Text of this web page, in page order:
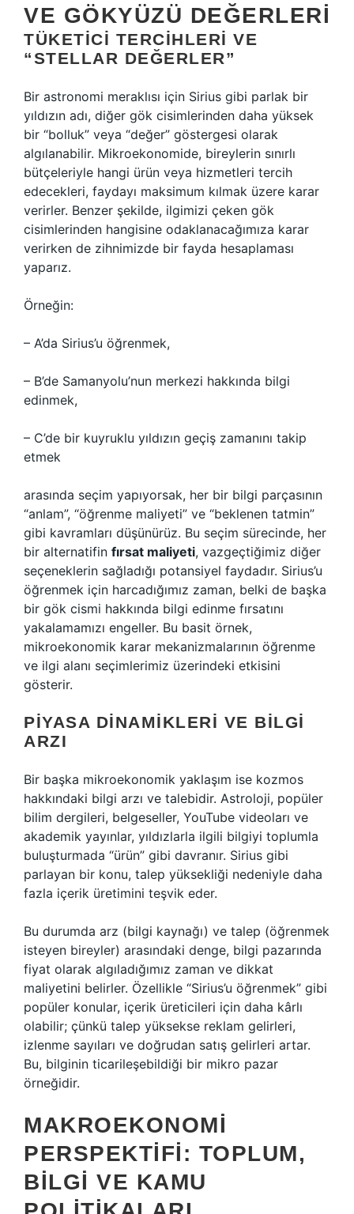
VE GÖKYÜZÜ DEĞERLERI
TÜKETICI TERCIHLERI VE
“STELLAR DEĞERLER”
Bir astronomi meraklısı için Sirius gibi parlak bir
yıldızın adı, diğer gök cisimlerinden daha yüksek
bir “bolluk” veya “değer” göstergesi olarak
algılanabilir. Mikroekonomide, bireylerin sınırlı
bütçeleriyle hangi ürün veya hizmetleri tercih
edecekleri, faydayı maksimum kılmak üzere karar
verirler. Benzer şekilde, ilgimizi çeken gök
cisimlerinden hangisine odaklanacağımıza karar
verirken de zihnimizde bir fayda hesaplaması
yaparız.
Örneğin:
– A’da Sirius’u öğrenmek,
– B’de Samanyolu’nun merkezi hakkında bilgi
edinmek,
– C’de bir kuyruklu yıldızın geçiş zamanını takip
etmek
arasında seçim yapıyorsak, her bir bilgi parçasının
“anlam”, “öğrenme maliyeti” ve “beklenen tatmin”
gibi kavramları düşünürüz. Bu seçim sürecinde, her
bir alternatifin fırsat maliyeti, vazgeçtiğimiz diğer
seçeneklerin sağladığı potansiyel faydadır. Sirius’u
öğrenmek için harcadığımız zaman, belki de başka
bir gök cismi hakkında bilgi edinme fırsatını
yakalamamızı engeller. Bu basit örnek,
mikroekonomik karar mekanizmalarının öğrenme
ve ilgi alanı seçimlerimiz üzerindeki etkisini
gösterir.
PIYASA DINAMIKLERI VE BILGI
ARZI
Bir başka mikroekonomik yaklaşım ise kozmos
hakkındaki bilgi arzı ve talebidir. Astroloji, popüler
bilim dergileri, belgeseller, YouTube videoları ve
akademik yayınlar, yıldızlarla ilgili bilgiyi toplumla
buluşturmada “ürün” gibi davranır. Sirius gibi
parlayan bir konu, talep yüksekliği nedeniyle daha
fazla içerik üretimini teşvik eder.
Bu durumda arz (bilgi kaynağı) ve talep (öğrenmek
isteyen bireyler) arasındaki denge, bilgi pazarında
fiyat olarak algıladığımız zaman ve dikkat
maliyetini belirler. Özellikle “Sirius’u öğrenmek” gibi
popüler konular, içerik üreticileri için daha kârlı
olabilir; çünkü talep yüksekse reklam gelirleri,
izlenme sayıları ve doğrudan satış gelirleri artar.
Bu, bilginin ticarileşebildiği bir mikro pazar
örneğidir.
MAKROEKONOMI
PERSPEKTIFI: TOPLUM,
BILGI VE KAMU